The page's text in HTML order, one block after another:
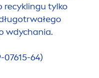
recyklingu tylko
wdychania.
07615-64)